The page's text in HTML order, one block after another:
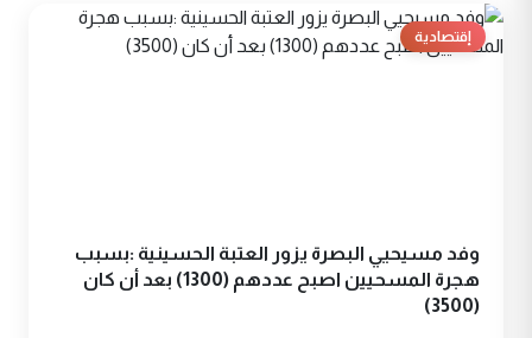
إقتصادية
وفد مسيحيي البصرة يزور العتبة الحسينية :بسبب
هجرة المسحيين اصبح عددهم (1300) بعد أن كان
(3500)